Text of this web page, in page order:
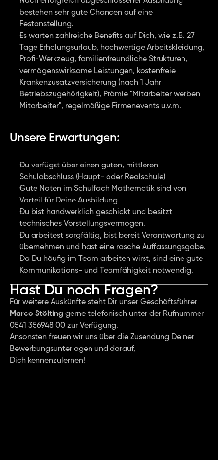
bestehen sehr gute Chancen auf eine
Festanstellung.
Es warten zahlreiche Benefits auf Dich, wie z.B. 27
Tage Erholungsurlaub, hochwertige Arbeitskleidung,
Profi-Werkzeug, familienfreundliche Strukturen,
vermögenswirksame Leistungen, kostenfreie
Krankenzusatzversicherung (nach 1 Jahr
Betriebszugehörigkeit), Prämie "Mitarbeiter werben
Mitarbeiter", regelmäßige Firmenevents u.v.m.
Unsere Erwartungen:
Du verfügst über einen guten, mittleren
Schulabschluss (Haupt- oder Realschule)
Gute Noten im Schulfach Mathematik sind von
Vorteil für Deine Ausbildung.
Du bist handwerklich geschickt und besitzt
technisches Vorstellungsvermögen.
Du arbeitest sorgfältig, bist bereit Verantwortung zu
übernehmen und hast eine rasche Auffassungsgabe.
Da Du häufig im Team arbeiten wirst, sind eine gute
Kommunikations- und Teamfähigkeit notwendig.
Hast Du noch Fragen?
Für weitere Auskünfte steht Dir unser Geschäftsführer
Marco Stölting gerne telefonisch unter der Rufnummer
0541 356948 00 zur Verfügung.
Ansonsten freuen wir uns über die Zusendung Deiner
Bewerbungsunterlagen und darauf,
Dich kennenzulernen!